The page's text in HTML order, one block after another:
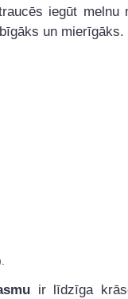
iegūt melnu
un mierīgāks.
ir līdzīga